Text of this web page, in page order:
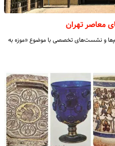
معاصر تهران
و نشست‌های تخصصی با موضوع «موزه به